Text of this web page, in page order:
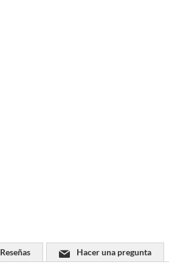
Reseñas Hacer una pregunta